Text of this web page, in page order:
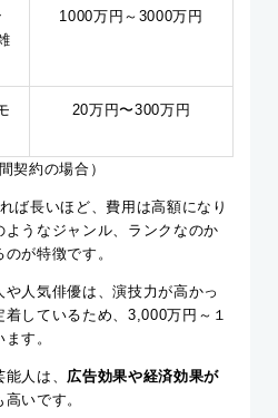
1000万円～3000万円
20万円〜300万円
契約の場合）
ば長いほど、費用は高額になり
ようなジャンル、ランクなのか
のが特徴です。
人気俳優は、演技力が高かっ
しているため、3,000万円～１
す。
人は、 広告効果や経済効果が
いです。